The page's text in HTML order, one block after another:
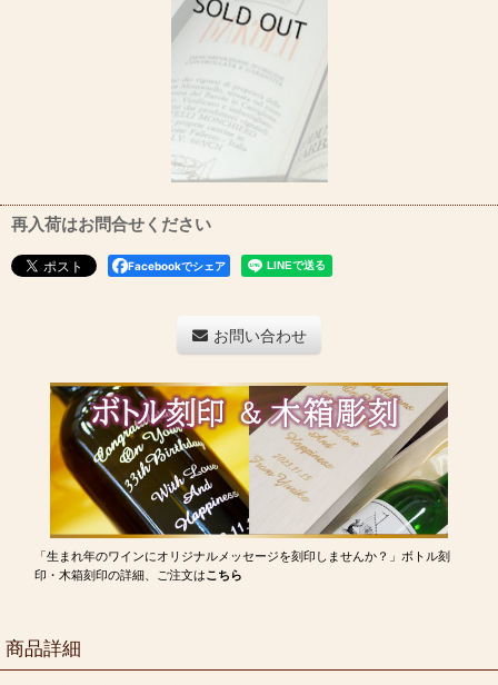
再入荷はお問合せください
Facebookでシェア
お問い合わせ
「生まれ年のワインにオリジナルメッセージを刻印しませんか？」ボトル刻
印・木箱刻印の詳細、ご注文はこちら
商品詳細